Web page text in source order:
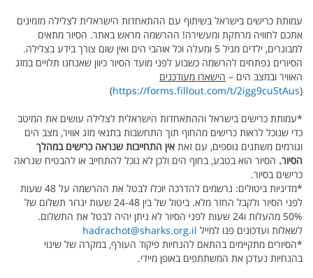
עמותת כרישים בישראל בשיתוף עם ההתאחדות הישראלית לצלילה מזמינים
אתכם לחוויה מרתקת ומעשירה! ההרשמה מראש באתר. הסיור מתאים
למבוגרים, ילדים מגיל 5 ומעלה וכל אוהבי הים ואין שום צורך בידע בצלילה.
הסיורים נפתחים להרשמה כשבוע לפני מועד הסיור כיוון שאנחנו תלויים במזג
האוויר ובמצב הים – הישארו מעודכנים
(
https://forms.fillout.com/t/2igg9cuStAus
)
*עמותת כרישים בישראל וההתאחדות הישראלית לצלילה עושים את המיטב
כדי שנוכל לראות כרישים מהחוף תוך התחשבות בתנאי מזג אוויר, מצב הים
וגורמים משתנים נוספים, עם זאת אין התחייבות שנראה כרישים במהלך
הסיור. הסיור הוא בטבע, בחוף הים ולכן לא נוכל להתחייב או להבטיח שנראה
כרישים בסיור.
*מדיניות ביטולים: נרשמים להדרכה יוכלו לבטל את ההרשמה על 48 שעות
לפני הסיור ולקבל החזר מלא. ביטול של בין 24-48 שעות יגרור תשלום של
50% מהעלות ו24 שעות לפני הסיור לא ניתן יהיה לבטל את התשלום.
לשאלות ועדכונים פנו למייל hadrachot@sharks.org.il
*הסיורים מתקיימים בהתאם להנחיות פיקוד העורף, במקרה של שינוי
בהנחיות נעדכן את המשתתפים באופן מיידי.